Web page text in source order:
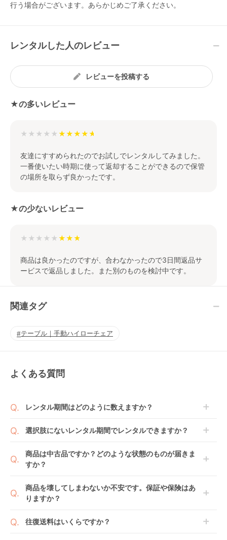
行う場合がございます。あらかじめご了承ください。
レンタルした人のレビュー
レビューを投稿する
★の多いレビュー
★★★★★
友達にすすめられたのでお試しでレンタルしてみました。
一番使いたい時期に使って返却することができるので保管
の場所を取らず良かったです。
★の少ないレビュー
★★★★★
商品は良かったのですが、合わなかったので3日間返品サ
ービスで返品しました。また別のものを検討中です。
関連タグ
テーブル｜手動ハイローチェア
よくある質問
レンタル期間はどのように数えますか？
開始日1日目となります。
日までに配送業者（佐川急便）に商品の引渡しとなり
ます。
選択肢にないレンタル期間でレンタルできますか？
間の利用が可能です。
例えば4ヶ月の場合、3ヶ月レンタル＋1ヶ月延長とし
の上で、早期にご返却ください。
商品は中古品ですか？どのような状態のものが届きま
すか？
のもございます。
新品商品はメーカーから仕入れた状態のものをお送り
走行テストを行う場合がございます。
商品を壊してしまわないか不安です。保証や保険はあ
りますか？
おります。
往復送料はいくらですか？